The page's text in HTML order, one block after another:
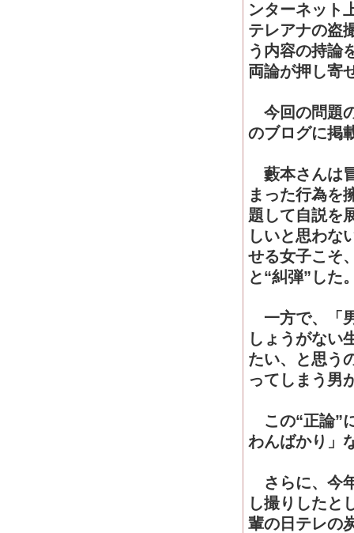
ンターネット
テレアナの盗
う内容の持論
両論が押し寄
今回の問題
のブログに掲
藪本さんは
まった行為を
題して自説を
しいと思わな
せる女子こそ
と“糾弾”した
一方で、「
しょうがない
たい、と思う
ってしまう男
この“正論”
わんばかり」
さらに、今
し撮りしたと
輩の日テレの